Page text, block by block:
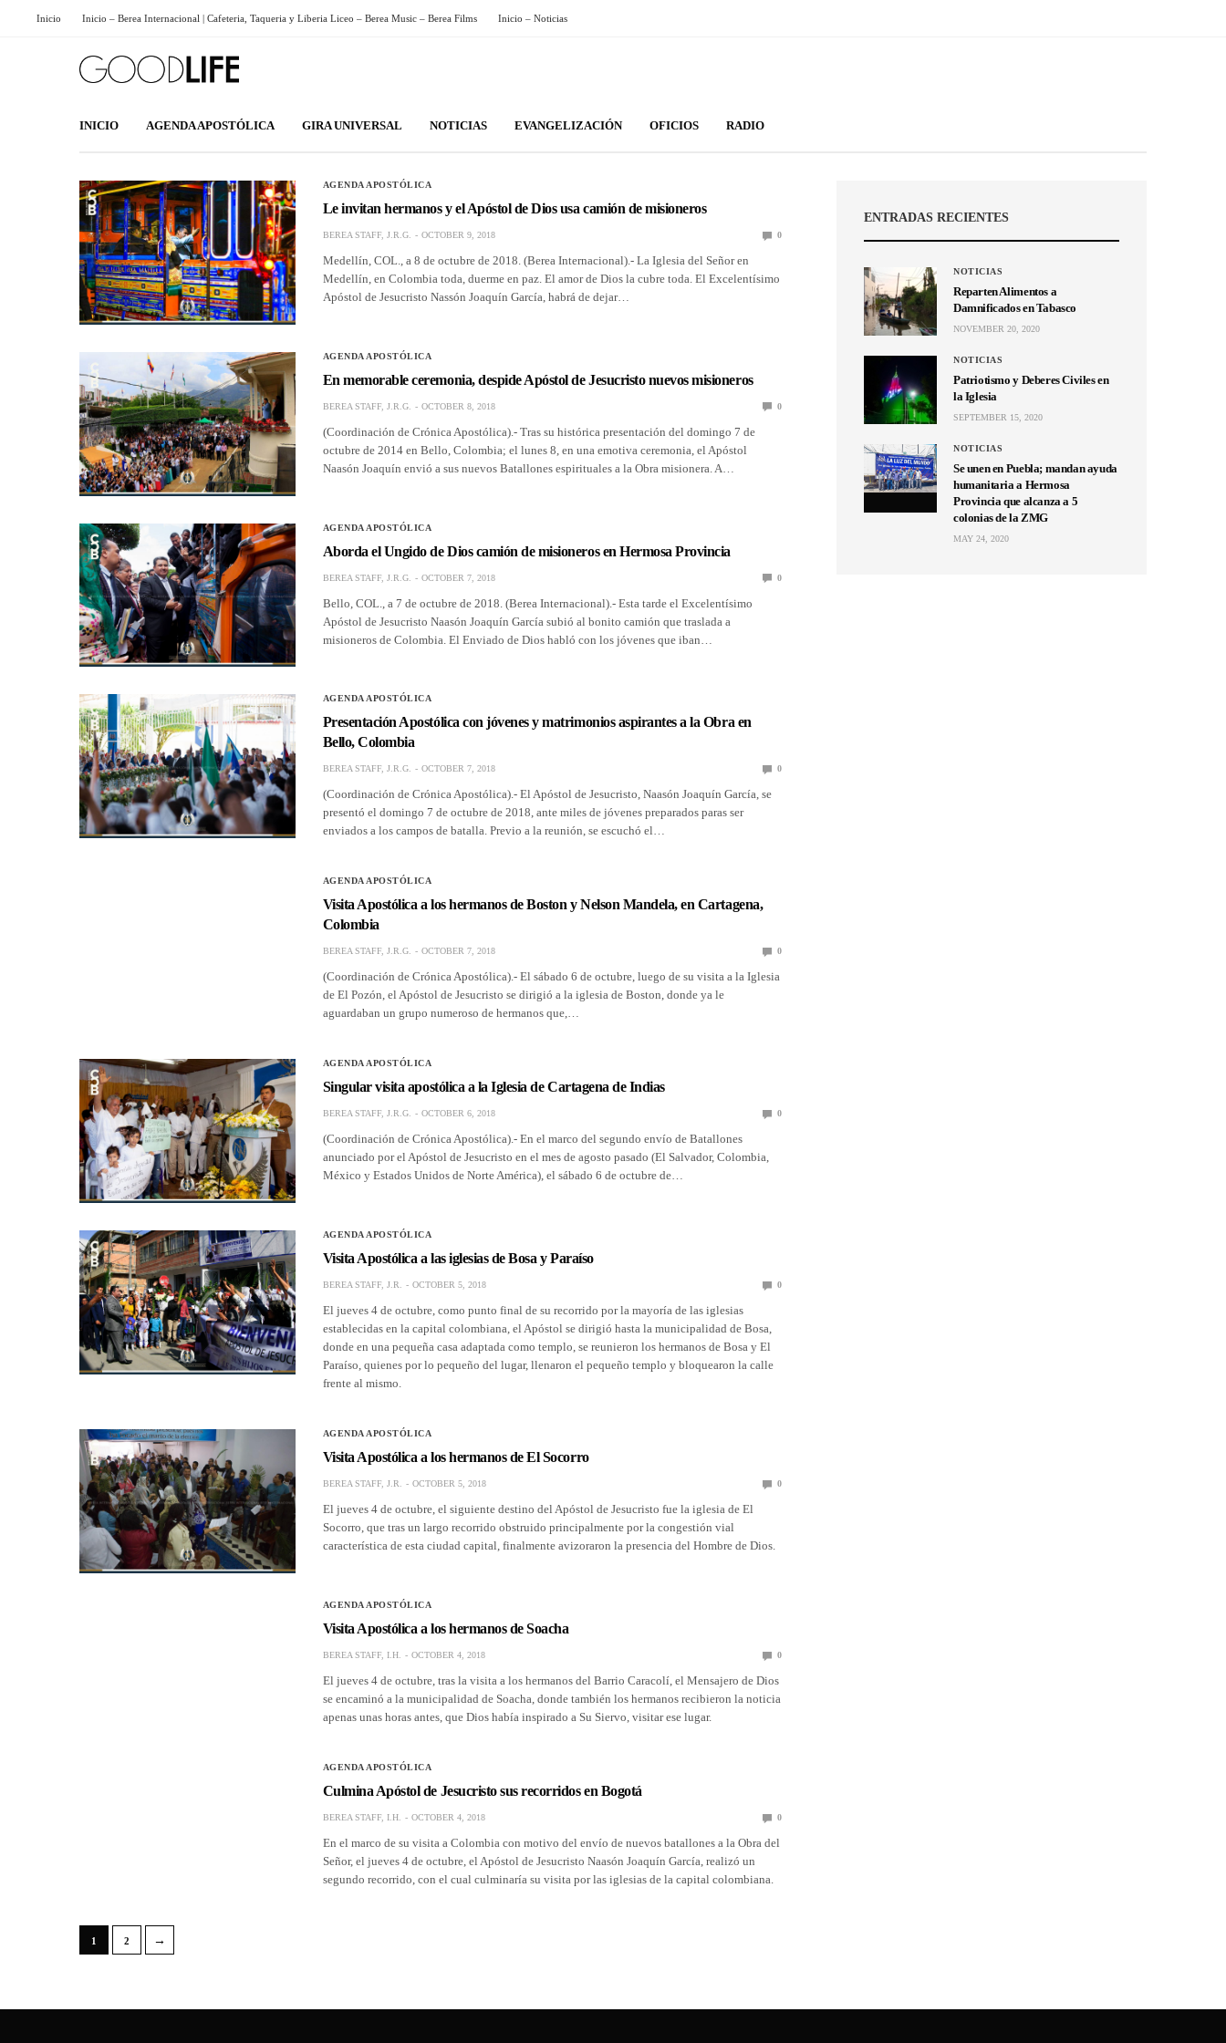
Inicio Inicio – Berea Internacional | Cafeteria, Taqueria y Liberia Liceo – Berea Music – Berea Films Inicio – Noticias
INICIO AGENDA APOSTÓLICA GIRA UNIVERSAL NOTICIAS EVANGELIZACIÓN OFICIOS RADIO
AGENDA APOSTÓLICA
Le invitan hermanos y el Apóstol de Dios usa camión de misioneros
BEREA STAFF, J.R.G. OCTOBER 9, 2018 0
Medellín, COL., a 8 de octubre de 2018. (Berea Internacional).- La Iglesia del Señor en
Medellín, en Colombia toda, duerme en paz. El amor de Dios la cubre toda. El Excelentísimo
Apóstol de Jesucristo Nassón Joaquín García, habrá de dejar…
AGENDA APOSTÓLICA
En memorable ceremonia, despide Apóstol de Jesucristo nuevos misioneros
BEREA STAFF, J.R.G. OCTOBER 8, 2018 0
(Coordinación de Crónica Apostólica).- Tras su histórica presentación del domingo 7 de
octubre de 2014 en Bello, Colombia; el lunes 8, en una emotiva ceremonia, el Apóstol
Naasón Joaquín envió a sus nuevos Batallones espirituales a la Obra misionera. A…
AGENDA APOSTÓLICA
Aborda el Ungido de Dios camión de misioneros en Hermosa Provincia
BEREA STAFF, J.R.G. OCTOBER 7, 2018 0
Bello, COL., a 7 de octubre de 2018. (Berea Internacional).- Esta tarde el Excelentísimo
Apóstol de Jesucristo Naasón Joaquín García subió al bonito camión que traslada a
misioneros de Colombia. El Enviado de Dios habló con los jóvenes que iban…
AGENDA APOSTÓLICA
Presentación Apostólica con jóvenes y matrimonios aspirantes a la Obra en
Bello, Colombia
BEREA STAFF, J.R.G. OCTOBER 7, 2018 0
(Coordinación de Crónica Apostólica).- El Apóstol de Jesucristo, Naasón Joaquín García, se
presentó el domingo 7 de octubre de 2018, ante miles de jóvenes preparados paras ser
enviados a los campos de batalla. Previo a la reunión, se escuchó el…
AGENDA APOSTÓLICA
Visita Apostólica a los hermanos de Boston y Nelson Mandela, en Cartagena,
Colombia
BEREA STAFF, J.R.G. OCTOBER 7, 2018 0
(Coordinación de Crónica Apostólica).- El sábado 6 de octubre, luego de su visita a la Iglesia
de El Pozón, el Apóstol de Jesucristo se dirigió a la iglesia de Boston, donde ya le
aguardaban un grupo numeroso de hermanos que,…
AGENDA APOSTÓLICA
Singular visita apostólica a la Iglesia de Cartagena de Indias
BEREA STAFF, J.R.G. OCTOBER 6, 2018 0
(Coordinación de Crónica Apostólica).- En el marco del segundo envío de Batallones
anunciado por el Apóstol de Jesucristo en el mes de agosto pasado (El Salvador, Colombia,
México y Estados Unidos de Norte América), el sábado 6 de octubre de…
AGENDA APOSTÓLICA
Visita Apostólica a las iglesias de Bosa y Paraíso
BEREA STAFF, J.R. OCTOBER 5, 2018 0
El jueves 4 de octubre, como punto final de su recorrido por la mayoría de las iglesias
establecidas en la capital colombiana, el Apóstol se dirigió hasta la municipalidad de Bosa,
donde en una pequeña casa adaptada como templo, se reunieron los hermanos de Bosa y El
Paraíso, quienes por lo pequeño del lugar, llenaron el pequeño templo y bloquearon la calle
frente al mismo.
AGENDA APOSTÓLICA
Visita Apostólica a los hermanos de El Socorro
BEREA STAFF, J.R. OCTOBER 5, 2018 0
El jueves 4 de octubre, el siguiente destino del Apóstol de Jesucristo fue la iglesia de El
Socorro, que tras un largo recorrido obstruido principalmente por la congestión vial
característica de esta ciudad capital, finalmente avizoraron la presencia del Hombre de Dios.
AGENDA APOSTÓLICA
Visita Apostólica a los hermanos de Soacha
BEREA STAFF, I.H. OCTOBER 4, 2018 0
El jueves 4 de octubre, tras la visita a los hermanos del Barrio Caracolí, el Mensajero de Dios
se encaminó a la municipalidad de Soacha, donde también los hermanos recibieron la noticia
apenas unas horas antes, que Dios había inspirado a Su Siervo, visitar ese lugar.
AGENDA APOSTÓLICA
Culmina Apóstol de Jesucristo sus recorridos en Bogotá
BEREA STAFF, I.H. OCTOBER 4, 2018 0
En el marco de su visita a Colombia con motivo del envío de nuevos batallones a la Obra del
Señor, el jueves 4 de octubre, el Apóstol de Jesucristo Naasón Joaquín García, realizó un
segundo recorrido, con el cual culminaría su visita por las iglesias de la capital colombiana.
1 2 →
ENTRADAS RECIENTES
NOTICIAS
Reparten Alimentos a
Damnificados en Tabasco
NOVEMBER 20, 2020
NOTICIAS
Patriotismo y Deberes Civiles en
la Iglesia
SEPTEMBER 15, 2020
NOTICIAS
Se unen en Puebla; mandan ayuda
humanitaria a Hermosa
Provincia que alcanza a 5
colonias de la ZMG
MAY 24, 2020